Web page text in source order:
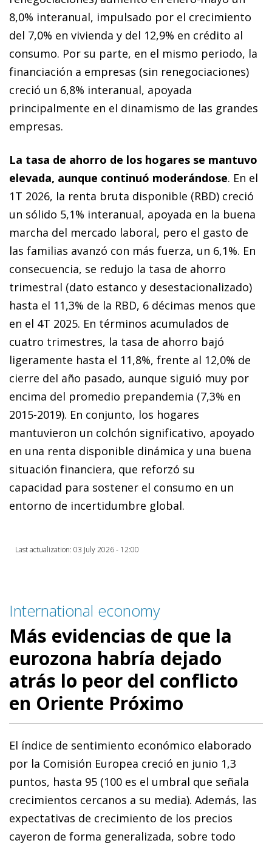
8,0% interanual, impulsado por el crecimiento
del 7,0% en vivienda y del 12,9% en crédito al
consumo. Por su parte, en el mismo periodo, la
financiación a empresas (sin renegociaciones)
creció un 6,8% interanual, apoyada
principalmente en el dinamismo de las grandes
empresas.
La tasa de ahorro de los hogares se mantuvo
elevada, aunque continuó moderándose. En el
1T 2026, la renta bruta disponible (RBD) creció
un sólido 5,1% interanual, apoyada en la buena
marcha del mercado laboral, pero el gasto de
las familias avanzó con más fuerza, un 6,1%. En
consecuencia, se redujo la tasa de ahorro
trimestral (dato estanco y desestacionalizado)
hasta el 11,3% de la RBD, 6 décimas menos que
en el 4T 2025. En términos acumulados de
cuatro trimestres, la tasa de ahorro bajó
ligeramente hasta el 11,8%, frente al 12,0% de
cierre del año pasado, aunque siguió muy por
encima del promedio prepandemia (7,3% en
2015-2019). En conjunto, los hogares
mantuvieron un colchón significativo, apoyado
en una renta disponible dinámica y una buena
situación financiera, que reforzó su
capacidad para sostener el consumo en un
entorno de incertidumbre global.
Last actualization: 03 July 2026 - 12:00
International economy
Más evidencias de que la
eurozona habría dejado
atrás lo peor del conflicto
en Oriente Próximo
El índice de sentimiento económico elaborado
por la Comisión Europea creció en junio 1,3
puntos, hasta 95 (100 es el umbral que señala
crecimientos cercanos a su media). Además, las
expectativas de crecimiento de los precios
cayeron de forma generalizada, sobre todo